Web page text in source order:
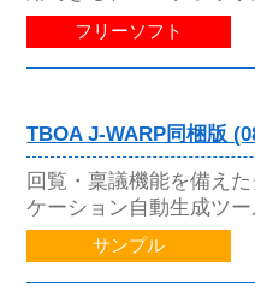
フリーソフト
TBOA J-WARP同梱版
回覧・稟議機能を備え
ケーション自動生成ツ
サンプル